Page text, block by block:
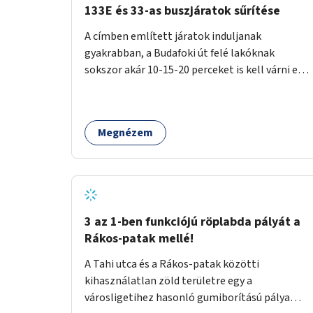
133E és 33-as buszjáratok sűrítése
A címben említett járatok induljanak
gyakrabban, a Budafoki út felé lakóknak
sokszor akár 10-15-20 perceket is kell várni egy
Megnézem
3 az 1-ben funkciójú röplabda pályát a
Rákos-patak mellé!
A Tahi utca és a Rákos-patak közötti
kihasználatlan zöld területre egy a
városligetihez hasonló gumiborítású pálya